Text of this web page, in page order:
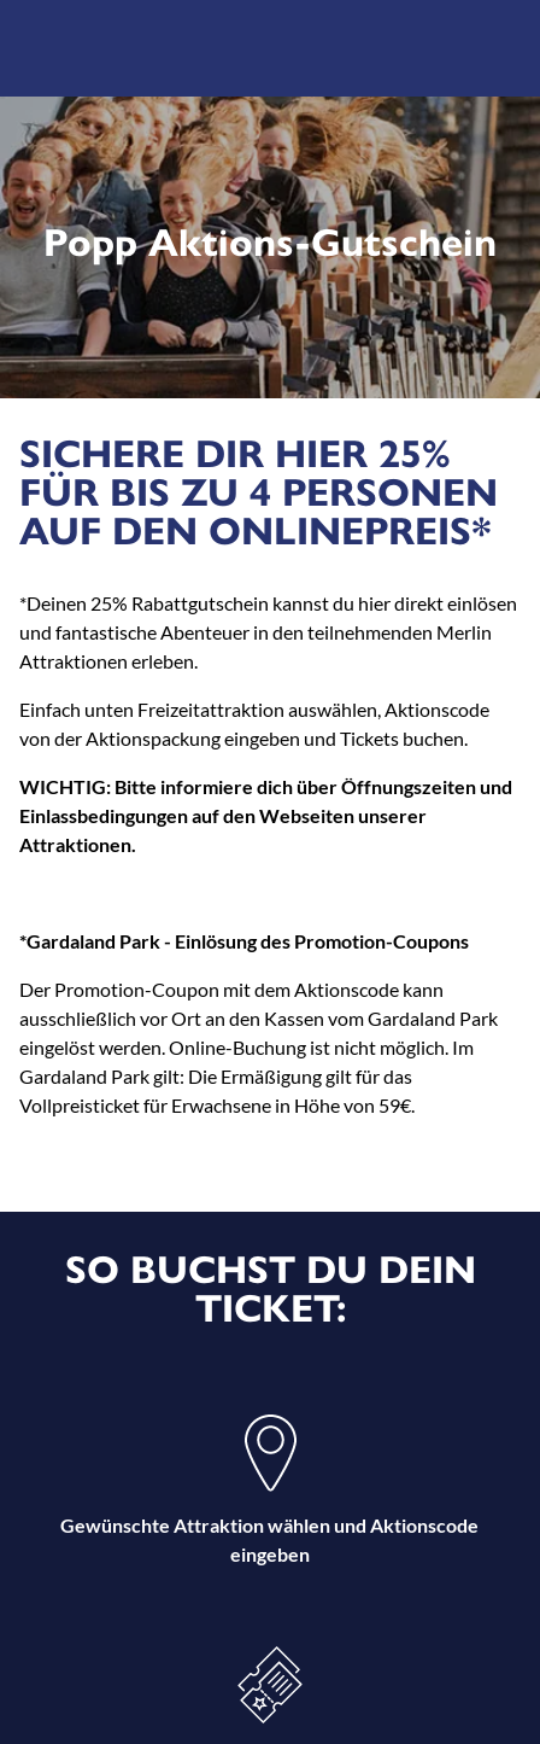
Popp Aktions-Gutschein
SICHERE DIR HIER 25%
FÜR BIS ZU 4 PERSONEN
AUF DEN ONLINEPREIS*
*Deinen 25% Rabattgutschein kannst du hier direkt einlösen
und fantastische Abenteuer in den teilnehmenden Merlin
Attraktionen erleben.
Einfach unten Freizeitattraktion auswählen, Aktionscode
von der Aktionspackung eingeben und Tickets buchen.
WICHTIG: Bitte informiere dich über Öffnungszeiten und
Einlassbedingungen auf den Webseiten unserer
Attraktionen.
*Gardaland Park - Einlösung des Promotion-Coupons
Der Promotion-Coupon mit dem Aktionscode kann
ausschließlich vor Ort an den Kassen vom Gardaland Park
eingelöst werden. Online-Buchung ist nicht möglich. Im
Gardaland Park gilt: Die Ermäßigung gilt für das
Vollpreisticket für Erwachsene in Höhe von 59€.
SO BUCHST DU DEIN
TICKET:
Gewünschte Attraktion wählen und Aktionscode
eingeben